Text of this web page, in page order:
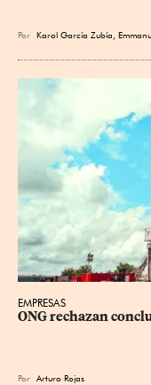
Por Karol García Zubía
EMPRESAS
ONG rechazan
Por Arturo Rojas